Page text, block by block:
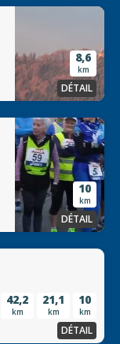
8,6
km
DÉTAIL
10
km
DÉTAIL
42,2
km
21,1
km
10
km
DÉTAIL